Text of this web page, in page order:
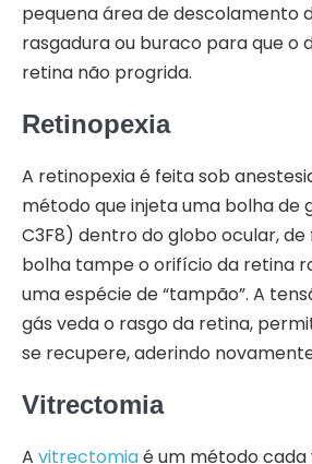
pequena área de descolamento
rasgadura ou buraco para que o
retina não progrida.
Retinopexia
A retinopexia é feita sob
método que injeta uma bolha de
C3F8) dentro do globo ocular,
bolha tampe o orifício da retina
uma espécie de “tampão”. A
gás veda o rasgo da retina,
se recupere, aderindo
Vitrectomia
A vitrectomiaé um método cada